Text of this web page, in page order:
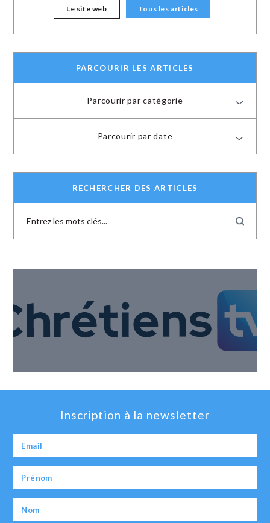
Le site web Tous les articles
PARCOURIR LES ARTICLES
Parcourir par catégorie
Parcourir par date
RECHERCHER DES ARTICLES
Inscription à la newsletter